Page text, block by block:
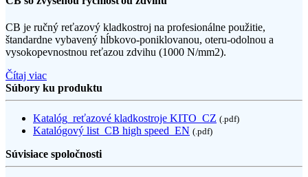
CB je ručný reťazový kladkostroj na profesionálne použitie,
štandardne vybavený hĺbkovo-poniklovanou, oteru-odolnou a
vysokopevnostnou reťazou zdvihu (1000 N/mm2).
Čítaj viac
Súbory ku produktu
Katalóg_reťazové kladkostroje KITO_CZ (.pdf)
Katalógový list_CB high speed_EN (.pdf)
Súvisiace spoločnosti